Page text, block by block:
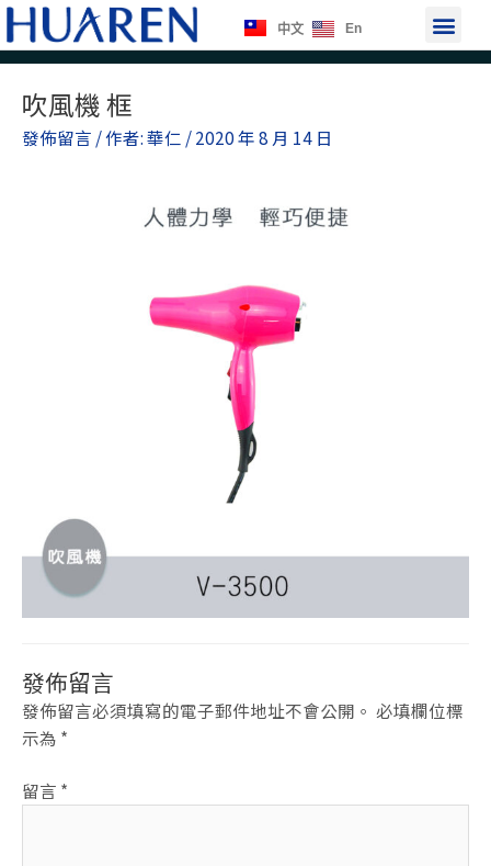
跳
至
主
中文 En 選
單
吹風機 框
發佈留言 / 作者:華仁 /2020 年 8 月 14 日
發佈留言
發佈留言必須填寫的電子郵件地址不會公開。 必填欄位標
示為 *
留言 *